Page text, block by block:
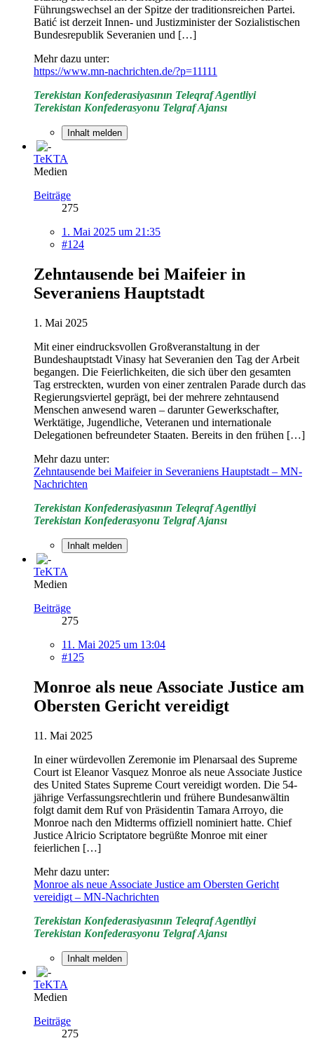
Führungswechsel an der Spitze der traditionsreichen Partei.
Batić ist derzeit Innen- und Justizminister der Sozialistischen
Bundesrepublik Severanien und […]
Mehr dazu unter:
https://www.mn-nachrichten.de/?p=11111
Terekistan Konfederasiyasının Teleqraf Agentliyi
Terekistan Konfederasyonu Telgraf Ajansı
Inhalt melden
TeKTA
Medien
Beiträge
275
1. Mai 2025 um 21:35
#124
Zehntausende bei Maifeier in
Severaniens Hauptstadt
1. Mai 2025
Mit einer eindrucksvollen Großveranstaltung in der
Bundeshauptstadt Vinasy hat Severanien den Tag der Arbeit
begangen. Die Feierlichkeiten, die sich über den gesamten
Tag erstreckten, wurden von einer zentralen Parade durch das
Regierungsviertel geprägt, bei der mehrere zehntausend
Menschen anwesend waren – darunter Gewerkschafter,
Werktätige, Jugendliche, Veteranen und internationale
Delegationen befreundeter Staaten. Bereits in den frühen […]
Mehr dazu unter:
Zehntausende bei Maifeier in Severaniens Hauptstadt – MN-
Nachrichten
Terekistan Konfederasiyasının Teleqraf Agentliyi
Terekistan Konfederasyonu Telgraf Ajansı
Inhalt melden
TeKTA
Medien
Beiträge
275
11. Mai 2025 um 13:04
#125
Monroe als neue Associate Justice am
Obersten Gericht vereidigt
11. Mai 2025
In einer würdevollen Zeremonie im Plenarsaal des Supreme
Court ist Eleanor Vasquez Monroe als neue Associate Justice
des United States Supreme Court vereidigt worden. Die 54-
jährige Verfassungsrechtlerin und frühere Bundesanwältin
folgt damit dem Ruf von Präsidentin Tamara Arroyo, die
Monroe nach den Midterms offiziell nominiert hatte. Chief
Justice Alricio Scriptatore begrüßte Monroe mit einer
feierlichen […]
Mehr dazu unter:
Monroe als neue Associate Justice am Obersten Gericht
vereidigt – MN-Nachrichten
Terekistan Konfederasiyasının Teleqraf Agentliyi
Terekistan Konfederasyonu Telgraf Ajansı
Inhalt melden
TeKTA
Medien
Beiträge
275